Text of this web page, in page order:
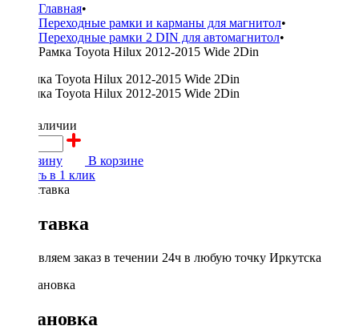
Главная•
Переходные рамки и карманы для магнитол•
Переходные рамки 2 DIN для автомагнитол•
Рамка Toyota Hilux 2012-2015 Wide 2Din
в наличии
В корзину
В корзине
Купить в 1 клик
Доставка
Доставляем заказ в течении 24ч в любую точку Иркутска
Установка